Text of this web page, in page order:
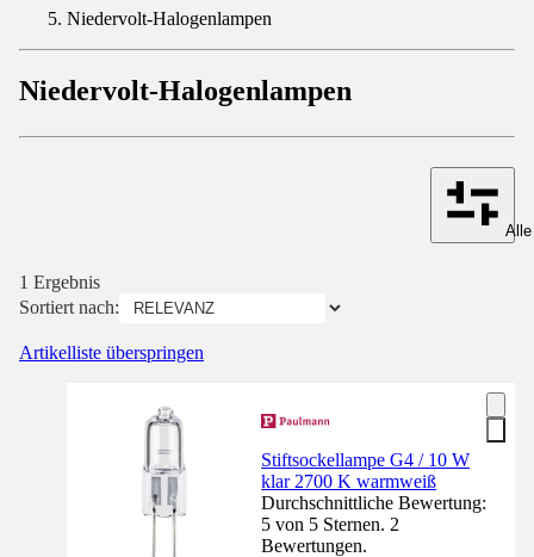
Niedervolt-Halogenlampen
Niedervolt-Halogenlampen
1 Ergebnis
Sortiert nach:
Artikelliste überspringen
Stiftsockellampe G4 / 10 W
klar 2700 K warmweiß
Durchschnittliche Bewertung:
5 von 5 Sternen. 2
Bewertungen.